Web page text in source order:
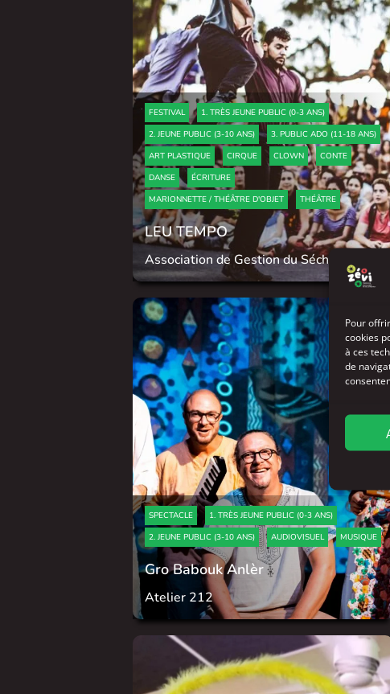
Pour
cookies
à ces
de
FESTIVAL
1. TRÈS JEUNE PUBLIC (0-3 ANS)
2. JEUNE PUBLIC (3-10 ANS)
3. PUBLIC ADO (11-18 ANS)
ART PLASTIQUE
CIRQUE CLOWN
CONTE
DANSE
ÉCRITURE
MARIONNETTE / THÉÂTRE D'OBJET
THÉÂTRE
LEU TEMPO
Association de Gestion du Séchoir
SPECTACLE
1. TRÈS JEUNE PUBLIC (0-3 ANS)
2. JEUNE PUBLIC (3-10 ANS)
AUDIOVISUEL MUSIQUE
Gro Babouk Anlèr
Atelier 212